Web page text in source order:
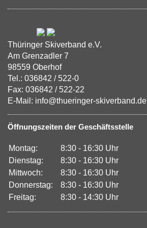
Thüringer Skiverband e.V.
Am Grenzadler 7
98559 Oberhof
Tel.: 036842 / 522-0
Fax: 036842 / 522-22
E-Mail: info@thueringer-skiverband.de
Öffnungszeiten der Geschäftsstelle
Montag:
8:30 - 16:30 Uhr
Dienstag:
8:30 - 16:30 Uhr
Mittwoch:
8:30 - 16:30 Uhr
Donnerstag:
8:30 - 16:30 Uhr
Freitag:
8:30 - 14:30 Uhr